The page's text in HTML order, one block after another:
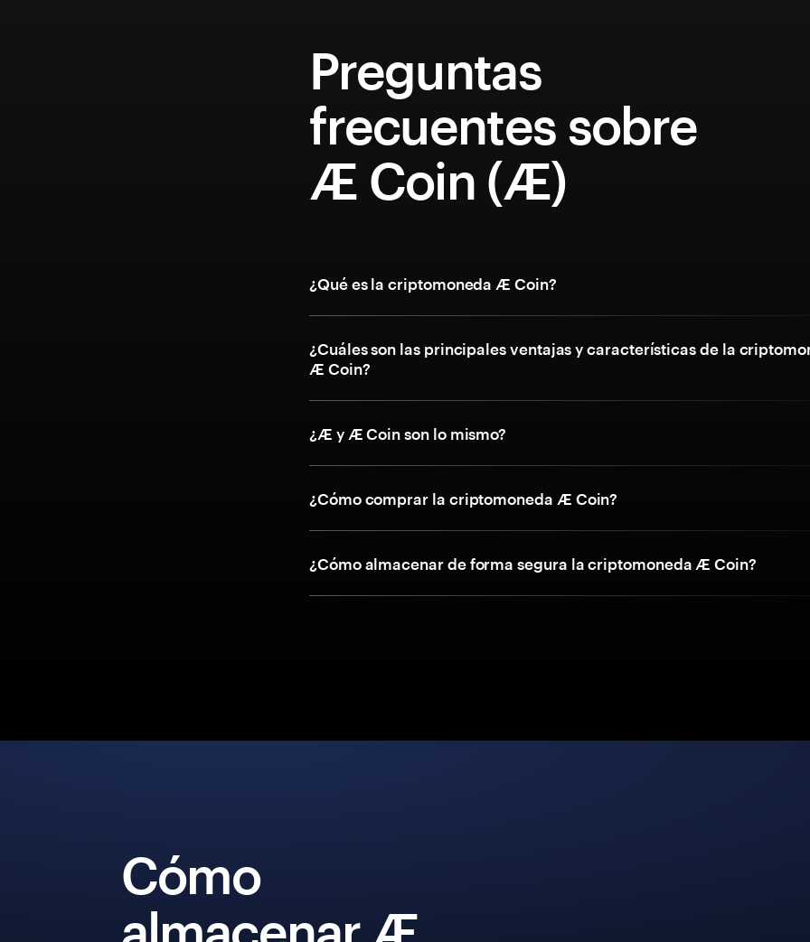
Preguntas
frecuentes sobre
Æ Coin (Æ)
¿Qué es la criptomoneda Æ Coin?
¿Cuáles son las principales ventajas y características de la
Æ Coin?
¿Æ y Æ Coin son lo mismo?
¿Cómo comprar la criptomoneda Æ Coin?
¿Cómo almacenar de forma segura la criptomoneda Æ Coin?
Cómo